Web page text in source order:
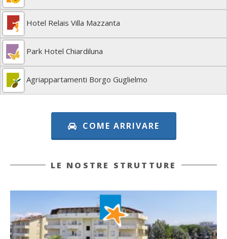
Hotel Relais Villa Mazzanta
Park Hotel Chiardiluna
Agriappartamenti Borgo Guglielmo
COME ARRIVARE
LE NOSTRE STRUTTURE